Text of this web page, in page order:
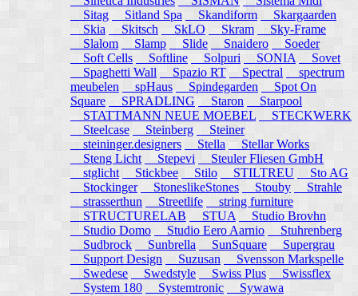
Sitag
Sitland Spa Skandiform
Skargaarden
Skia
Skitsch SkLO Skram
Sky-Frame
Slalom
Slamp Slide Snaidero
Soeder
Soft Cells
Softline Solpuri SONIA
Sovet
Spaghetti Wall
Spazio RT Spectral
spectrum
meubelen
spHaus Spindegarden
Spot On
Square
SPRADLING Staron
Starpool
STATTMANN NEUE MOEBEL
STECKWERK
Steelcase
Steinberg
Steiner
steininger.designers
Stella Stellar Works
Steng Licht
Stepevi
Steuler Fliesen GmbH
stglicht
Stickbee Stilo STILTREU
Sto AG
Stockinger
StoneslikeStones Stouby
Strahle
strasserthun
Streetlife
string furniture
STRUCTURELAB
STUA
Studio Brovhn
Studio Domo
Studio Eero Aarnio
Stuhrenberg
Sudbrock
Sunbrella SunSquare
Supergrau
Support Design
Suzusan
Svensson Markspelle
Swedese
Swedstyle Swiss Plus
Swissflex
System 180
Systemtronic Sywawa